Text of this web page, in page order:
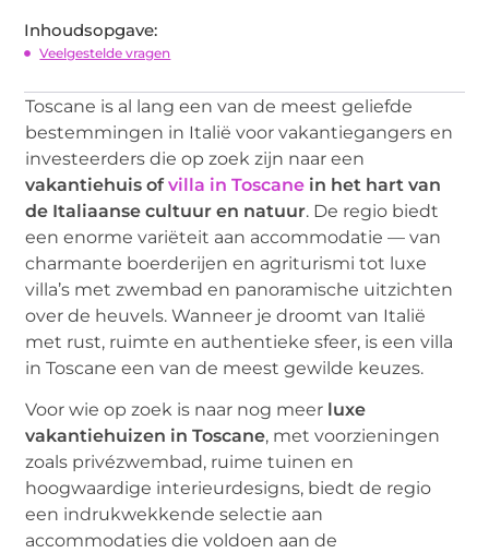
Inhoudsopgave:
Veelgestelde vragen
Toscane is al lang een van de meest geliefde
bestemmingen in Italië voor vakantiegangers en
investeerders die op zoek zijn naar een
vakantiehuis ofvilla in Toscane in het hart van
de Italiaanse cultuur en natuur. De regio biedt
een enorme variëteit aan accommodatie — van
charmante boerderijen en agriturismi tot luxe
villa’s met zwembad en panoramische uitzichten
over de heuvels. Wanneer je droomt van Italië
met rust, ruimte en authentieke sfeer, is een villa
in Toscane een van de meest gewilde keuzes.
Voor wie op zoek is naar nog meer luxe
vakantiehuizen in Toscane, met voorzieningen
zoals privézwembad, ruime tuinen en
hoogwaardige interieurdesigns, biedt de regio
een indrukwekkende selectie aan
accommodaties die voldoen aan de